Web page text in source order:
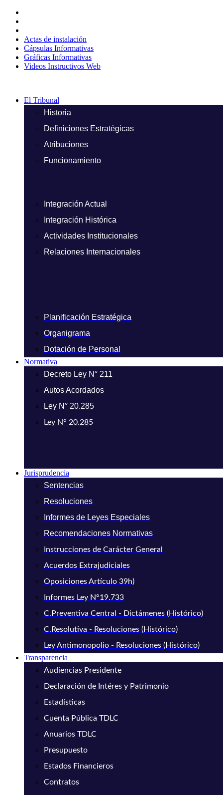
contenido
Actas de instalación
Cápsulas Informativas
Gráficas Informativas
Videos Instructivos Web
El Tribunal
Historia
Definiciones Estratégicas
Atribuciones
Funcionamiento
Integración Actual
Integración Histórica
Actividades Institucionales
Relaciones Internacionales
Planificación Estratégica
Organigrama
Dotación de Personal
Normativa
Decreto Ley N° 211
Autos Acordados
Ley N° 20.285
Ley N° 20.285
Jurisprudencia
Sentencias
Resoluciones
Informes de Leyes Especiales
Recomendaciones Normativas
Instrucciones de Carácter General
Acuerdos Extrajudiciales
Oposiciones Artículo 39h)
Informes Ley N°19.733
C.Preventiva Central - Dictámenes (Histórico)
C.Resolutiva - Resoluciones (Histórico)
Ley Antimonopolio - Resoluciones (Histórico)
Transparencia
Audiencias Presidente
Declaración de Intéres y Patrimonio
Estadísticas
Cuenta Pública TDLC
Anuarios TDLC
Presupuesto
Estados Financieros
Contratos